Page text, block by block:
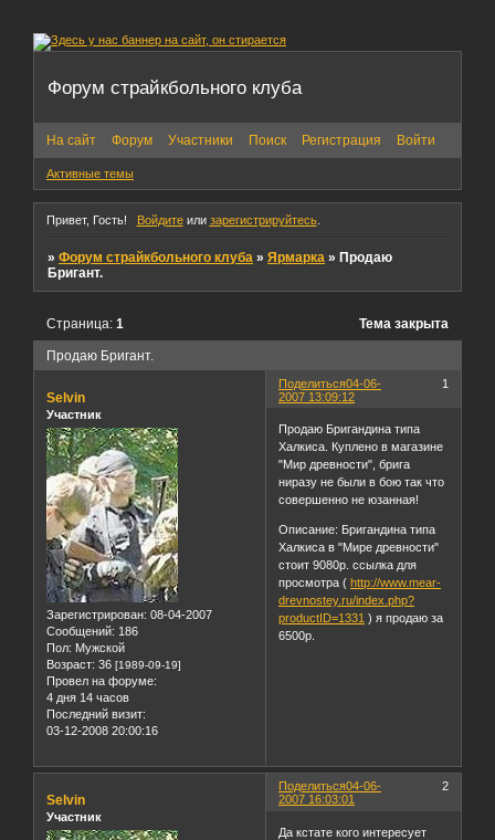
Форум страйкбольного клуба
На сайт Форум Участники Поиск Регистрация Войти
Активные темы
Привет, Гость! Войдитеили зарегистрируйтесь.
»Форум страйкбольного клуба »Ярмарка »Продаю
Бригант.
Продаю Бригант.
Страница:1 Тема закрыта
Поделиться 1
04-06-
2007 13:09:12
Selvin
Участник
Зарегистрирован: 08-04-2007
Сообщений: 186
Пол: Мужской
Возраст: 36 [1989-09-19]
Провел на форуме:
4 дня 14 часов
Последний визит:
03-12-2008 20:00:16
Продаю Бригандина типа
Халкиса. Куплено в магазине
"Мир древности", брига
ниразу не были в бою так что
совершенно не юзанная!
Описание: Бригандина типа
Халкиса в "Мире древности"
стоит 9080р. ссылка для
просмотра ( http://www.mear-
drevnostey.ru/index.php?
productID=1331 ) я продаю за
6500р.
Поделиться 2
04-06-
2007 16:03:01
Selvin
Участник
Да кстате кого интересует